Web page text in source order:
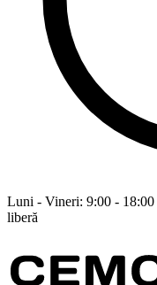
Luni - Vineri: 9:00 - 18:00
liberă